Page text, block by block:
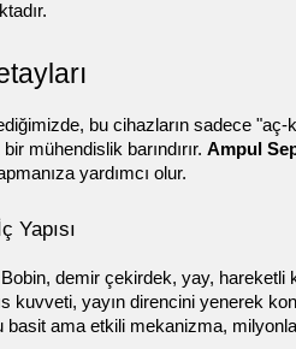
bu cihazların sadece "aç-
mühendislik barındırır. Ampul
yardımcı olur.
Yapısı
demir çekirdek, yay,
kuvveti, yayın direncini yenerek
basit ama etkili mekanizma,